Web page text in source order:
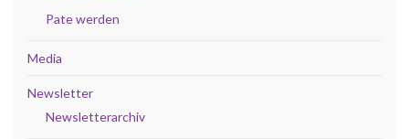
Pate werden
Media
Newsletter
Newsletterarchiv